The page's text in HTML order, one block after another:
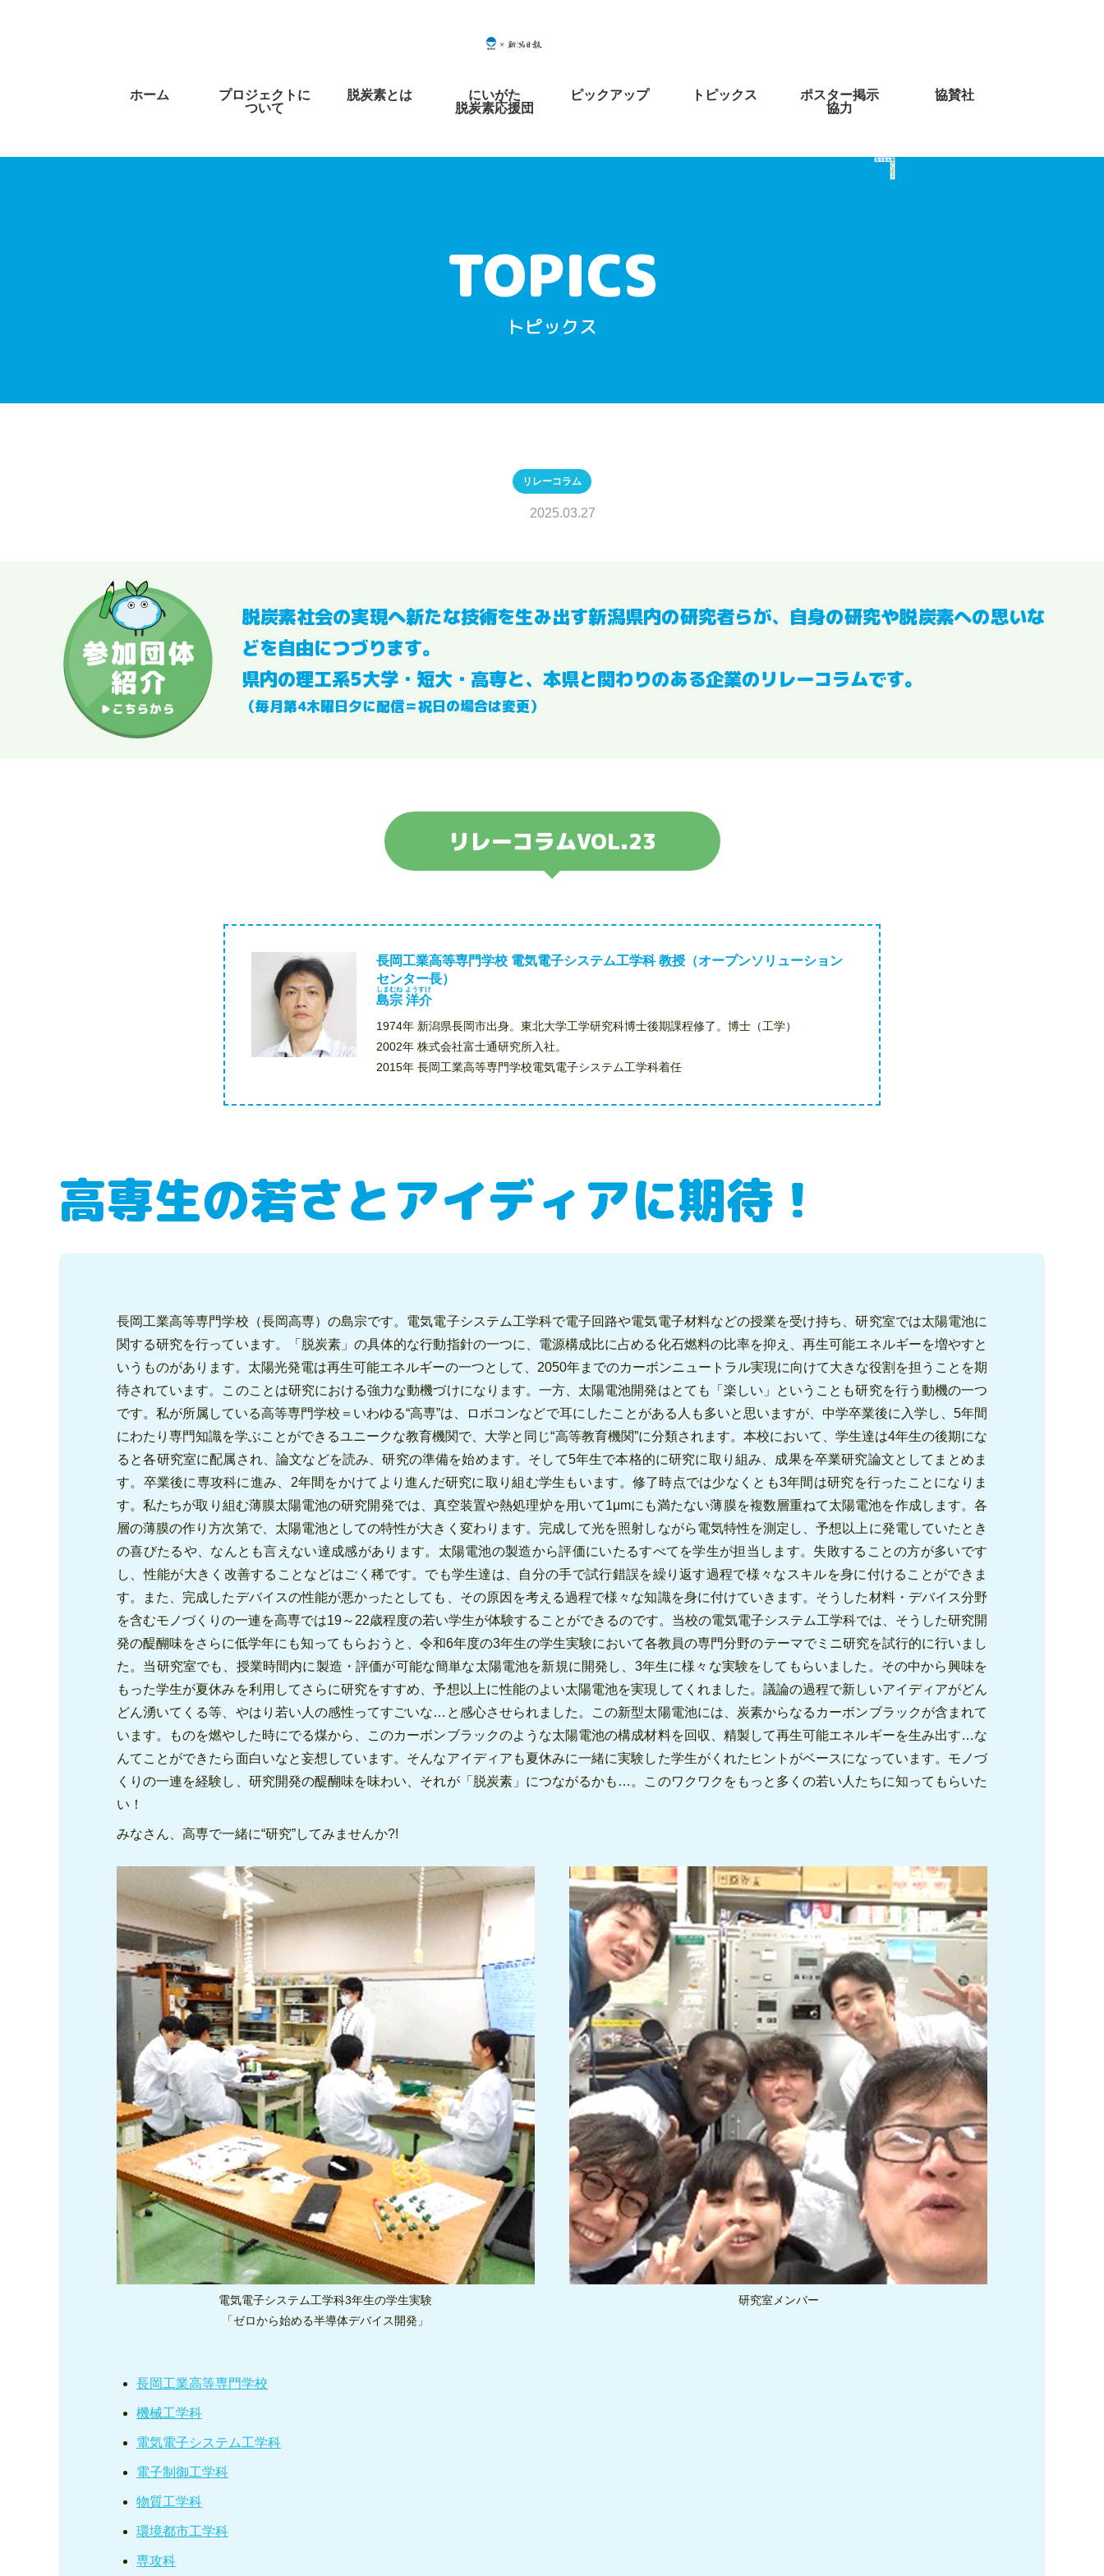
ホーム
プロジェクトに
ついて
脱炭素とは
にいがた
脱炭素応援団
ピックアップ トピックス
ポスター掲示
協力
協賛社
トピックス
リレーコラム
2025.03.27
脱炭素社会の実現へ新たな技術を生み出す新潟県内の研究者らが、自身の研究や脱炭素への思いな
どを自由につづります。
県内の理工系5大学・短大・高専と、本県と関わりのある企業のリレーコラムです。
（毎月第4木曜日夕に配信＝祝日の場合は変更）
リレーコラムVOL.23
長岡工業高等専門学校 電気電子システム工学科 教授（オープンソリューション
センター長）
島宗 洋介
しまむね ようすけ
1974年 新潟県長岡市出身。東北大学工学研究科博士後期課程修了。博士（工学）
2002年 株式会社富士通研究所入社。
2015年 長岡工業高等専門学校電気電子システム工学科着任
高専生の若さとアイディアに期待！
長岡工業高等専門学校（長岡高専）の島宗です。電気電子システム工学科で電子回路や電気電子材料などの授業を受け持ち、研究室では太陽電池に
関する研究を行っています。「脱炭素」の具体的な行動指針の一つに、電源構成比に占める化石燃料の比率を抑え、再生可能エネルギーを増やすと
いうものがあります。太陽光発電は再生可能エネルギーの一つとして、2050年までのカーボンニュートラル実現に向けて大きな役割を担うことを期
待されています。このことは研究における強力な動機づけになります。一方、太陽電池開発はとても「楽しい」ということも研究を行う動機の一つ
です。私が所属している高等専門学校＝いわゆる“高専”は、ロボコンなどで耳にしたことがある人も多いと思いますが、中学卒業後に入学し、5年間
にわたり専門知識を学ぶことができるユニークな教育機関で、大学と同じ“高等教育機関”に分類されます。本校において、学生達は4年生の後期にな
ると各研究室に配属され、論文などを読み、研究の準備を始めます。そして5年生で本格的に研究に取り組み、成果を卒業研究論文としてまとめま
す。卒業後に専攻科に進み、2年間をかけてより進んだ研究に取り組む学生もいます。修了時点では少なくとも3年間は研究を行ったことになりま
す。私たちが取り組む薄膜太陽電池の研究開発では、真空装置や熱処理炉を用いて1μmにも満たない薄膜を複数層重ねて太陽電池を作成します。各
層の薄膜の作り方次第で、太陽電池としての特性が大きく変わります。完成して光を照射しながら電気特性を測定し、予想以上に発電していたとき
の喜びたるや、なんとも言えない達成感があります。太陽電池の製造から評価にいたるすべてを学生が担当します。失敗することの方が多いです
し、性能が大きく改善することなどはごく稀です。でも学生達は、自分の手で試行錯誤を繰り返す過程で様々なスキルを身に付けることができま
す。また、完成したデバイスの性能が悪かったとしても、その原因を考える過程で様々な知識を身に付けていきます。そうした材料・デバイス分野
を含むモノづくりの一連を高専では19～22歳程度の若い学生が体験することができるのです。当校の電気電子システム工学科では、そうした研究開
発の醍醐味をさらに低学年にも知ってもらおうと、令和6年度の3年生の学生実験において各教員の専門分野のテーマでミニ研究を試行的に行いまし
た。当研究室でも、授業時間内に製造・評価が可能な簡単な太陽電池を新規に開発し、3年生に様々な実験をしてもらいました。その中から興味を
もった学生が夏休みを利用してさらに研究をすすめ、予想以上に性能のよい太陽電池を実現してくれました。議論の過程で新しいアイディアがどん
どん湧いてくる等、やはり若い人の感性ってすごいな…と感心させられました。この新型太陽電池には、炭素からなるカーボンブラックが含まれて
います。ものを燃やした時にでる煤から、このカーボンブラックのような太陽電池の構成材料を回収、精製して再生可能エネルギーを生み出す…な
んてことができたら面白いなと妄想しています。そんなアイディアも夏休みに一緒に実験した学生がくれたヒントがベースになっています。モノづ
くりの一連を経験し、研究開発の醍醐味を味わい、それが「脱炭素」につながるかも…。このワクワクをもっと多くの若い人たちに知ってもらいた
い！
みなさん、高専で一緒に“研究”してみませんか?!
電気電子システム工学科3年生の学生実験
「ゼロから始める半導体デバイス開発」
研究室メンバー
長岡工業高等専門学校
機械工学科
電気電子システム工学科
電子制御工学科
物質工学科
環境都市工学科
専攻科